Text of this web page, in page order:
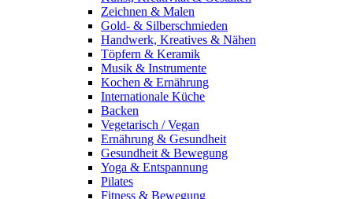
Zeichnen & Malen
Gold- & Silberschmieden
Handwerk, Kreatives & Nähen
Töpfern & Keramik
Musik & Instrumente
Kochen & Ernährung
Internationale Küche
Backen
Vegetarisch / Vegan
Ernährung & Gesundheit
Gesundheit & Bewegung
Yoga & Entspannung
Pilates
Fitness & Bewegung